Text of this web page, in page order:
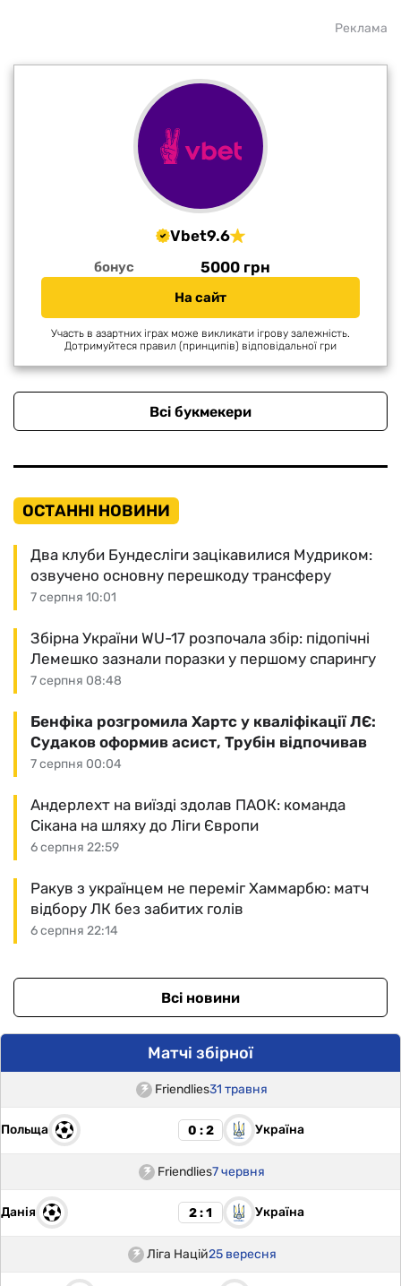
Реклама
Vbet9.6
бонус 5000 грн
На сайт
Участь в азартних іграх може викликати ігрову залежність.
Дотримуйтеся правил (принципів) відповідальної гри
Всі букмекери
ОСТАННІ НОВИНИ
7 серпня 10:01
Два клуби Бундесліги зацікавилися Мудриком:
озвучено основну перешкоду трансферу
7 серпня 08:48
Збірна України WU-17 розпочала збір: підопічні
Лемешко зазнали поразки у першому спарингу
7 серпня 00:04
Бенфіка розгромила Хартс у кваліфікації ЛЄ:
Судаков оформив асист, Трубін відпочивав
6 серпня 22:59
Андерлехт на виїзді здолав ПАОК: команда
Сікана на шляху до Ліги Європи
6 серпня 22:14
Ракув з українцем не переміг Хаммарбю: матч
відбору ЛК без забитих голів
Всі новини
Матчі збірної
Friendlies31 травня
Польща 0 : 2 Україна
Friendlies7 червня
Данія 2 : 1 Україна
Ліга Націй25 вересня